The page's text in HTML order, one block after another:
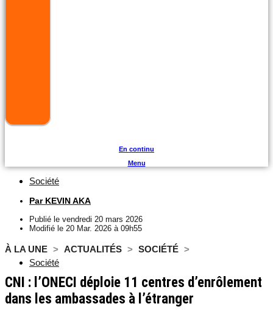
En continu
Menu
Société
ParKEVIN AKA
Publié le vendredi 20 mars 2026
Modifié le 20 Mar. 2026 à 09h55
À LA UNE > ACTUALITÉS > SOCIÉTÉ >
Société
CNI : l’ONECI déploie 11 centres d’enrôlement
dans les ambassades à l’étranger